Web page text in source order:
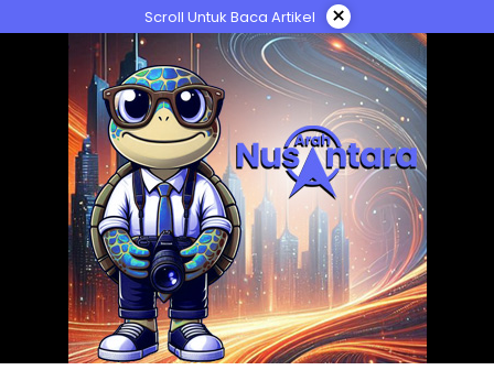
ke
Scroll Untuk Baca Artikel ×